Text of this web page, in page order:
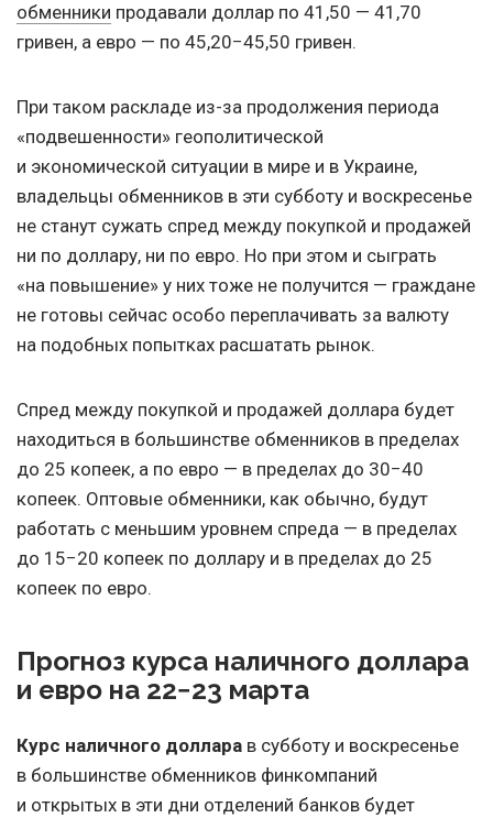
обменники продавали доллар по 41,50 — 41,70
гривен, а евро — по 45,20−45,50 гривен.
При таком раскладе из-за продолжения периода
«подвешенности» геополитической
и экономической ситуации в мире и в Украине,
владельцы обменников в эти субботу и воскресенье
не станут сужать спред между покупкой и продажей
ни по доллару, ни по евро. Но при этом и сыграть
«на повышение» у них тоже не получится — граждане
не готовы сейчас особо переплачивать за валюту
на подобных попытках расшатать рынок.
Спред между покупкой и продажей доллара будет
находиться в большинстве обменников в пределах
до 25 копеек, а по евро — в пределах до 30−40
копеек. Оптовые обменники, как обычно, будут
работать с меньшим уровнем спреда — в пределах
до 15−20 копеек по доллару и в пределах до 25
копеек по евро.
Прогноз курса наличного доллара
и евро на 22−23 марта
Курс наличного доллара в субботу и воскресенье
в большинстве обменников финкомпаний
и открытых в эти дни отделений банков будет